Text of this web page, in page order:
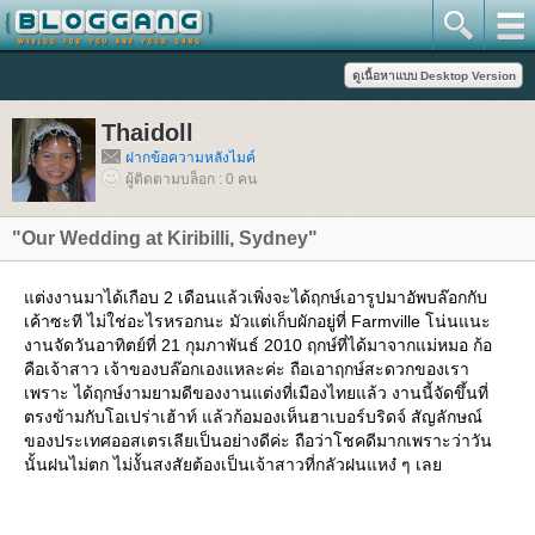
Thaidoll
ฝากข้อความหลังไมค์
ผู้ติดตามบล็อก : 0 คน
"Our Wedding at Kiribilli, Sydney"
ต่งงานมาได้เกือบ 2 เดือนแล้วเพิ่งจะได้ฤกษ์เอารูปมาอัพบล๊อกกับ
เค้าซะที ไม่ใช่อะไรหรอกนะ มัวแต่เก็บผักอยู่ที่ Farmville โน่นแนะ
งานจัดวันอาทิตย์ที่ 21 กุมภาพันธ์ 2010 ฤกษ์ที่ได้มาจากแม่หมอ ก้อ
คือเจ้าสาว เจ้าของบล๊อกเองแหละค่ะ ถือเอาฤกษ์สะดวกของเรา
เพราะ ได้ฤกษ์งามยามดีของงานแต่งที่เมืองไทยแล้ว งานนี้จัดขึ้นที่
ตรงข้ามกับโอเปร่าเฮ้าท์ แล้วก้อมองเห็นฮาเบอร์บริดจ์ สัญลักษณ์
ของประเทศออสเตรเลียเป็นอย่างดีค่ะ ถือว่าโชคดีมากเพราะว่าวัน
นั้นฝนไม่ตก ไม่งั้นสงสัยต้องเป็นเจ้าสาวที่กลัวฝนแหง๋ ๆ เล